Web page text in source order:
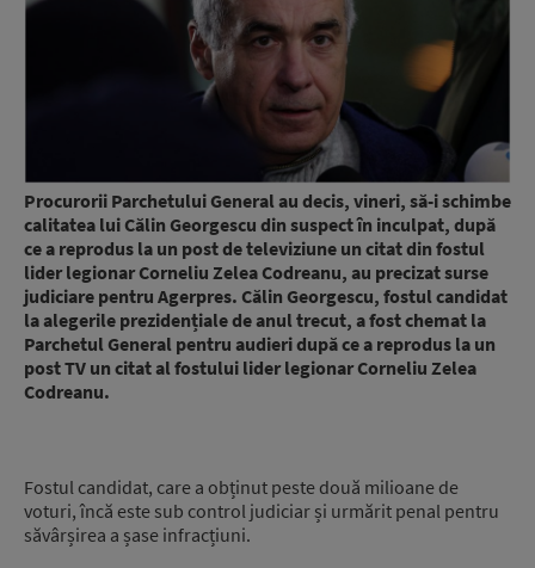
Procurorii Parchetului General au decis, vineri, să-i schimbe
calitatea lui Călin Georgescu din suspect în inculpat, după
ce a reprodus la un post de televiziune un citat din fostul
lider legionar Corneliu Zelea Codreanu, au precizat surse
judiciare pentru Agerpres. Călin Georgescu, fostul candidat
la alegerile prezidențiale de anul trecut, a fost chemat la
Parchetul General pentru audieri după ce a reprodus la un
post TV un citat al fostului lider legionar Corneliu Zelea
Codreanu.
Fostul candidat, care a obținut peste două milioane de
voturi, încă este sub control judiciar și urmărit penal pentru
săvârșirea a șase infracțiuni.